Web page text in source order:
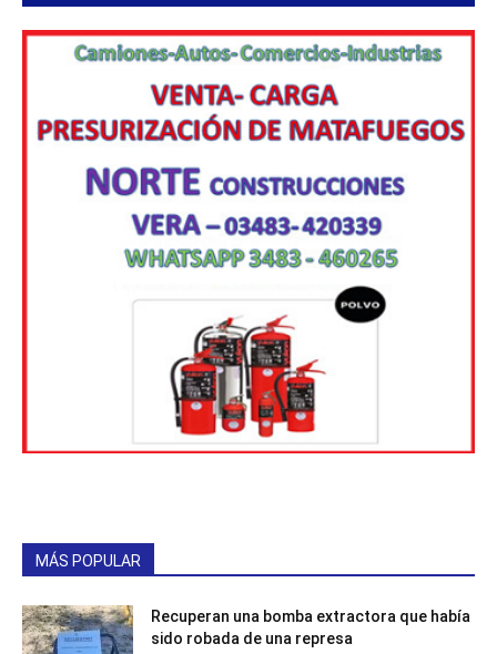
MÁS POPULAR
Recuperan una bomba extractora que había
sido robada de una represa